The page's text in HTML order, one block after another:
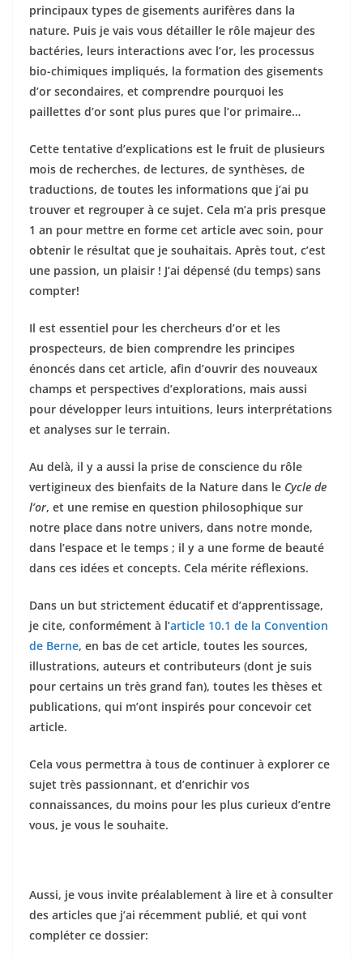
principaux types de gisements aurifères dans la
nature. Puis je vais vous détailler le rôle majeur des
bactéries, leurs interactions avec l’or, les processus
bio-chimiques impliqués, la formation des gisements
d’or secondaires, et comprendre pourquoi les
paillettes d’or sont plus pures que l’or primaire…
Cette tentative d’explications est le fruit de plusieurs
mois de recherches, de lectures, de synthèses, de
traductions, de toutes les informations que j’ai pu
trouver et regrouper à ce sujet. Cela m’a pris presque
1 an pour mettre en forme cet article avec soin, pour
obtenir le résultat que je souhaitais. Après tout, c’est
une passion, un plaisir ! J’ai dépensé (du temps) sans
compter!
Il est essentiel pour les chercheurs d’or et les
prospecteurs, de bien comprendre les principes
énoncés dans cet article, afin d’ouvrir des nouveaux
champs et perspectives d’explorations, mais aussi
pour développer leurs intuitions, leurs interprétations
et analyses sur le terrain.
Au delà, il y a aussi la prise de conscience du rôle
vertigineux des bienfaits de la Nature dans le Cycle de
l’or, et une remise en question philosophique sur
notre place dans notre univers, dans notre monde,
dans l’espace et le temps ; il y a une forme de beauté
dans ces idées et concepts. Cela mérite réflexions.
Dans un but strictement éducatif et d’apprentissage,
je cite, conformément à l’article 10.1 de la Convention
de Berne, en bas de cet article, toutes les sources,
illustrations, auteurs et contributeurs (dont je suis
pour certains un très grand fan), toutes les thèses et
publications, qui m’ont inspirés pour concevoir cet
article.
Cela vous permettra à tous de continuer à explorer ce
sujet très passionnant, et d’enrichir vos
connaissances, du moins pour les plus curieux d’entre
vous, je vous le souhaite.
Aussi, je vous invite préalablement à lire et à consulter
des articles que j’ai récemment publié, et qui vont
compléter ce dossier: